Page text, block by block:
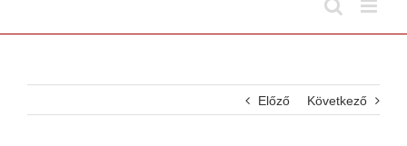
Előző Következő